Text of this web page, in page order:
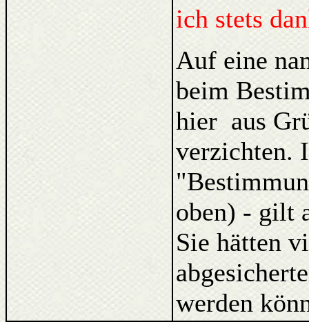
ich stets
Auf eine
beim
hier aus
verzichten.
oben) - gilt
Sie hätten
werden